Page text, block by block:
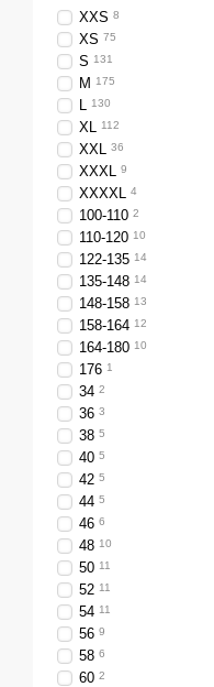
XXS 8
XS 75
S 131
M 175
L 130
XL 112
XXL 36
XXXL 9
XXXXL 4
100-110 2
110-120 10
122-135 14
135-148 14
148-158 13
158-164 12
164-180 10
176 1
34 2
36 3
38 5
40 5
42 5
44 5
46 6
48 10
50 11
52 11
54 11
56 9
58 6
60 2